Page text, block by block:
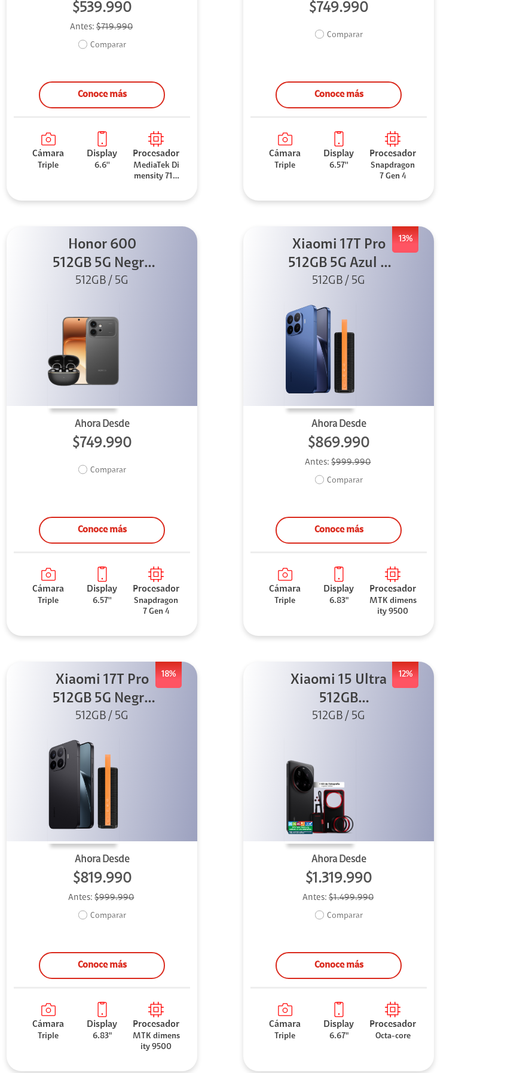
$539.990
Antes: $719.990
Comparar
Conoce más
Cámara
Triple
Display
6.6''
Procesador
MediaTek Di
mensity 710
$749.990
Comparar
Conoce más
Cámara
Triple
Display
6.57''
Procesador
Snapdragon
7 Gen 4
Honor 600
512GB 5G Negro
+ Clip 2
512GB / 5G
Ahora Desde
$749.990
Comparar
Conoce más
Cámara
Triple
Display
6.57''
Procesador
Snapdragon
7 Gen 4
13%
Xiaomi 17T Pro
512GB 5G Azul +
Sound Outdoor
512GB / 5G
Ahora Desde
$869.990
Antes:$999.990
Comparar
Conoce más
Cámara
Triple
Display
6.83"
Procesador
MTK dimens
ity 9500
18%
Xiaomi 17T Pro
512GB 5G Negro
+ Sound
512GB / 5G
Ahora Desde
$819.990
Antes:$999.990
Comparar
Conoce más
Cámara
Triple
Display
6.83"
Procesador
MTK dimens
ity 9500
12%
Xiaomi 15 Ultra
512GB
Photography Kit
512GB / 5G
Ahora Desde
$1.319.990
Antes: $1.499.990
Comparar
Conoce más
Cámara
Triple
Display
6.67"
Procesador
Octa-core